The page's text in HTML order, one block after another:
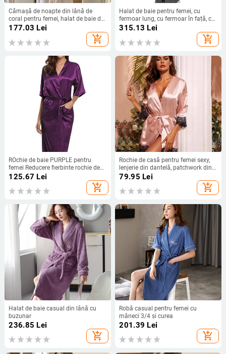
Cămașă de noapte din lână de
coral pentru femei, halat de baie de
flanel îngroșat de iarnă, cămașă de
noapte sexy pentru femei, pijama
dintr-o singură piesă, haină de
177.03 Lei
add_shopping_cart
Halat de baie pentru femei, cu
fermoar lung, cu fermoar în față, cu
buzunare, halate de baie calde și
moi, cu fermoar, pentru femei,
cămașă de noapte, haine de noapte
315.13 Lei
add_shopping_cart
ROchie de baie PURPLE pentru
femei Reducere fierbinte rochie de
baie kimono din mătase artificială
halat de baie sexy pentru femeie
cămașă de noapte pijama mărime
125.67 Lei
add_shopping_cart
Rochie de casă pentru femei sexy,
lenjerie din dantelă, patchwork din
satin, set de haine de noapte,
ocazional, halat de baie, kimono,
cămașă de noapte
79.95 Lei
add_shopping_cart
Halat de baie casual din lână cu
buzunar
236.85 Lei
add_shopping_cart
Robă casual pentru femei cu
mâneci 3/4 și curea
201.39 Lei
add_shopping_cart